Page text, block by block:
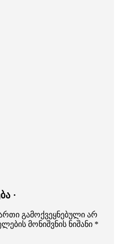
·
გამოქვეყნებული არ
მონიშვნის ნიშანი *